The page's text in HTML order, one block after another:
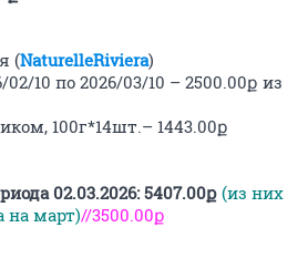
(NaturelleRiviera)
10 по 2026/03/10 – 2500.00ք из
100г*14шт.– 1443.00ք
02.03.2026: 5407.00ք (из них
на март)//3500.00ք